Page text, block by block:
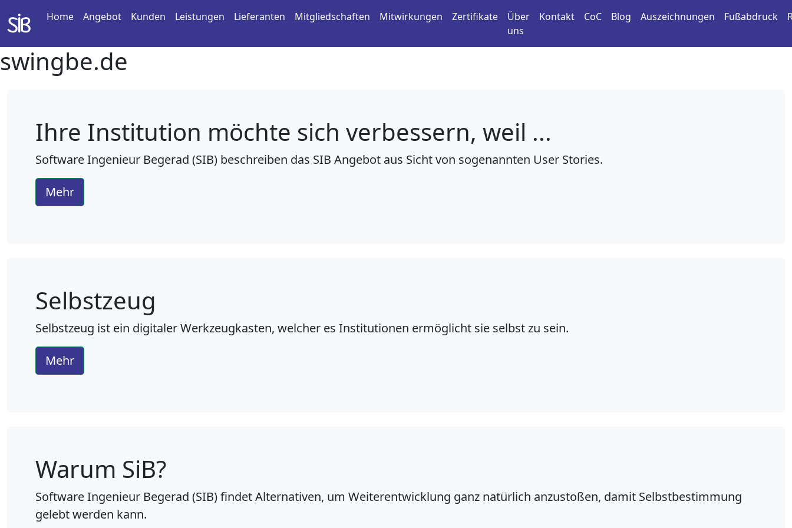
Home Angebot Kunden Leistungen Lieferanten Mitgliedschaften Mitwirkungen Zertifikate
Über
uns
Kontakt CoC Blog Auszeichnungen Fußabdruck
swingbe.de
Ihre Institution möchte sich verbessern, weil ...
Software Ingenieur Begerad (SIB) beschreiben das SIB Angebot aus Sicht von sogenannten User Stories.
Mehr
Selbstzeug
Selbstzeug ist ein digitaler Werkzeugkasten, welcher es Institutionen ermöglicht sie selbst zu sein.
Mehr
Warum SiB?
Software Ingenieur Begerad (SIB)findet Alternativen, um Weiterentwicklung ganz natürlich anzustoßen, damit Selbstbestimmung
gelebt werden kann.